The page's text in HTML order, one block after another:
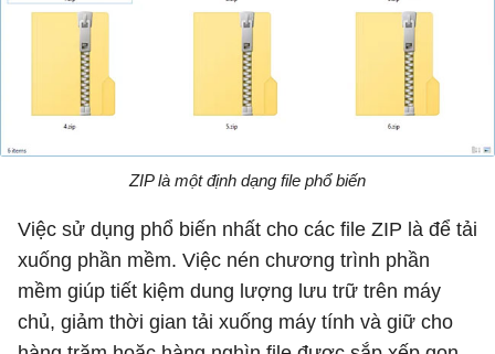
ZIP là một định dạng file phổ biến
Việc sử dụng phổ biến nhất cho các file ZIP là để tải
xuống phần mềm. Việc nén chương trình phần
mềm giúp tiết kiệm dung lượng lưu trữ trên máy
chủ, giảm thời gian tải xuống máy tính và giữ cho